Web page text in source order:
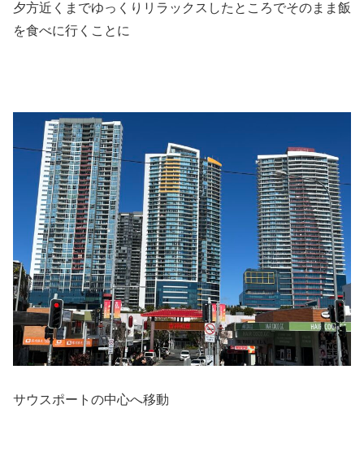
夕方近くまでゆっくりリラックスしたところでそのまま飯
を食べに行くことに
サウスポートの中心へ移動